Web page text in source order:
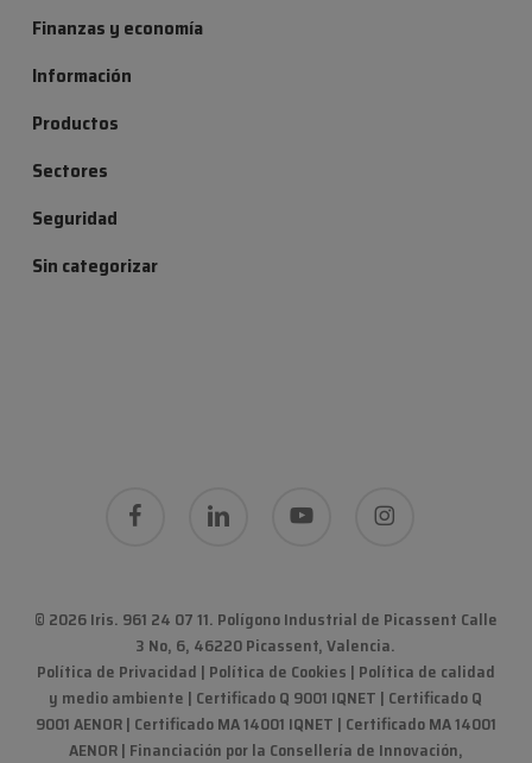
Finanzas y economía
Información
Productos
Sectores
Seguridad
Sin categorizar
facebook linkedin instagram
© 2026 Iris. 961 24 07 11. Polígono Industrial de Picassent Calle
3 No, 6, 46220 Picassent, Valencia.
Política de Privacidad | Política de Cookies | Política de calidad
y medio ambiente | Certificado Q 9001 IQNET | Certificado Q
9001 AENOR | Certificado MA 14001 IQNET | Certificado MA 14001
AENOR| Financiación por la Consellería de Innovación,